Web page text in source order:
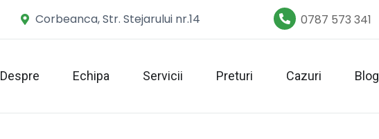
Corbeanca, Str. Stejarului nr.14 0787 573 341
Despre Echipa Servicii Preturi Cazuri Blog